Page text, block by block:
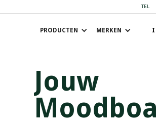
TEL
PRODUCTEN MERKEN
Jouw